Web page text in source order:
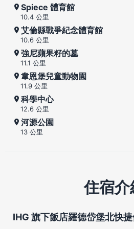
Spiece 體育館
10.4 公里
艾倫縣戰爭紀念體育館
10.6 公里
強尼蘋果籽的墓
11.1 公里
韋恩堡兒童動物園
11.9 公里
科學中心
12.6 公里
河源公園
13 公里
住宿介
IHG 旗下飯店羅德岱堡北快